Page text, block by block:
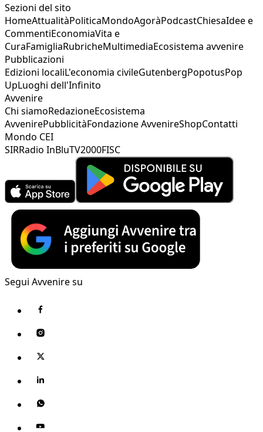
Sezioni del sito
HomeAttualitàPoliticaMondoAgoràPodcastChiesaIdee e
CommentiEconomiaVita e
CuraFamigliaRubricheMultimediaEcosistema avvenire
Pubblicazioni
Edizioni localiL'economia civileGutenbergPopotusPop
UpLuoghi dell'Infinito
Avvenire
Chi siamoRedazioneEcosistema
AvvenirePubblicitàFondazione AvvenireShopContatti
Mondo CEI
SIRRadio InBluTV2000FISC
Segui Avvenire su